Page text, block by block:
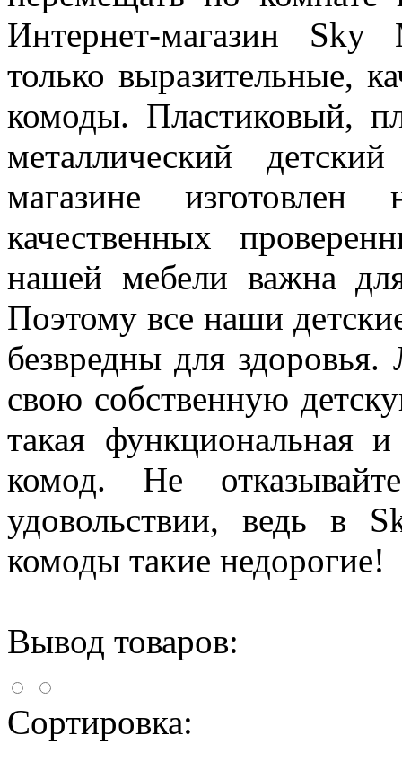
Интернет-магазин
только выразительные,
комоды. Пластиковый,
металлический
магазине
качественных
нашей мебели важна
Поэтому все наши
безвредны для
свою собственную
такая функциональная
комод. Не
удовольствии, ведь в
комоды такие недорогие!
Вывод товаров:
Сортировка: